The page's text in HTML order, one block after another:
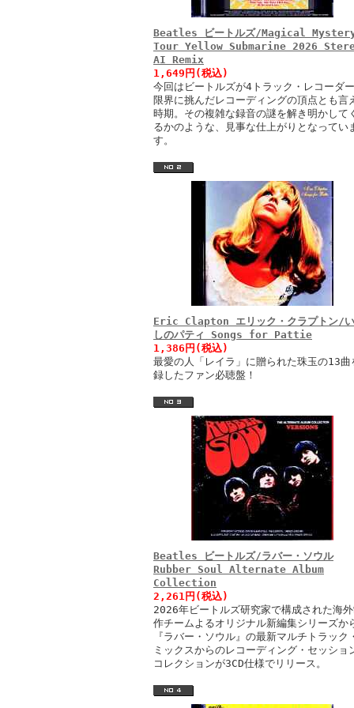
Beatles ビートルズ/Magical
Tour Yellow Submarine 2026
AI Remix
1,649円(税込)
今回はビートルズが4トラック・レコーダ
限界に挑んだレコーディングの頂点とも言
時期。その複雑な録音の謎を解き明かして
るかのような、見事な仕上がりとなってい
す。
Eric Clapton エリック・クラプトン/い
しのパティ Songs for Pattie
1,386円(税込)
最愛の人「レイラ」に贈られた珠玉の13曲
録したファン必聴盤！
Beatles ビートルズ/ラバー・ソウル
Rubber Soul Alternate Album
Collection
2,261円(税込)
2026年ビートルズ研究家で構成された海外
作チームよるオリジナル新編集シリーズか
『ラバー・ソウル』の最新マルチトラック
ミックスからのレコーディング・セッショ
コレクションが3CD仕様でリリース。